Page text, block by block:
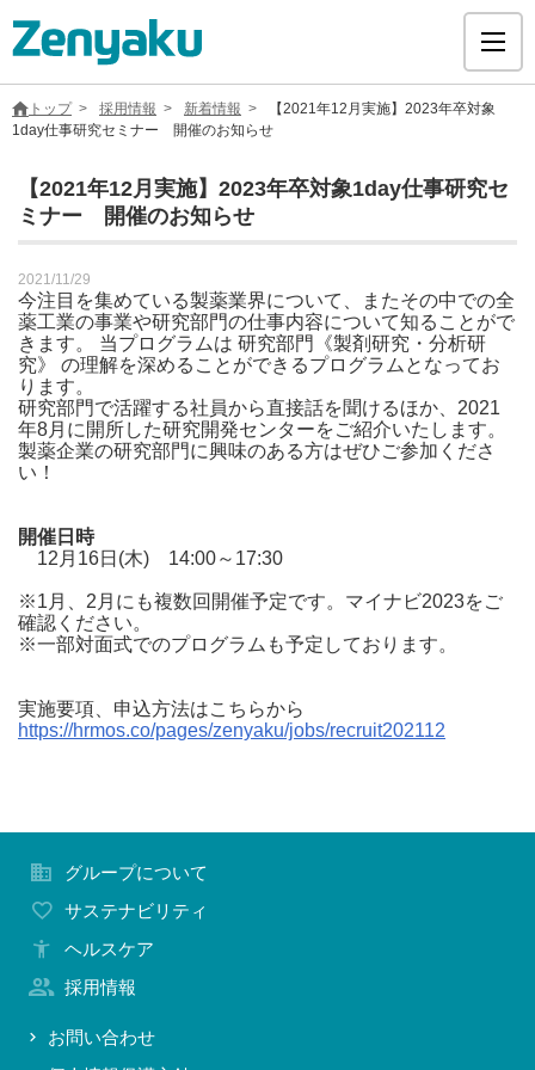
グループについて
サステナビリティ
ヘルスケア
採用情報
お問い合わせ
トップ 採用情報 新着情報
【2021年12月実施】2023年卒対象
1day仕事研究セミナー 開催のお知らせ
【2021年12月実施】2023年卒対象1day仕事研究セ
ミナー 開催のお知らせ
2021/11/29
今注目を集めている製薬業界について、またその中での全
薬工業の事業や研究部門の仕事内容について知ることがで
きます。 当プログラムは 研究部門《製剤研究・分析研
究》 の理解を深めることができるプログラムとなってお
ります。
研究部門で活躍する社員から直接話を聞けるほか、2021
年8月に開所した研究開発センターをご紹介いたします。
製薬企業の研究部門に興味のある方はぜひご参加くださ
い！
開催日時
12月16日(木) 14:00～17:30
※1月、2月にも複数回開催予定です。マイナビ2023をご
確認ください。
※一部対面式でのプログラムも予定しております。
実施要項、申込方法はこちらから
https://hrmos.co/pages/zenyaku/jobs/recruit202112
グループについて
サステナビリティ
ヘルスケア
採用情報
お問い合わせ